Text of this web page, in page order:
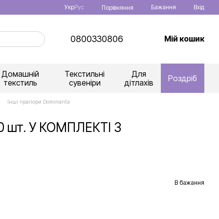
УкрРус Порівняння Бажання Вхід
0800330806 Мій кошик
Домашній
текстиль
Текстильні
сувеніри
Для
дітлахів
Роздріб
Інші прапори Dominanta
шт. У КОМПЛЕКТІ З
В бажання